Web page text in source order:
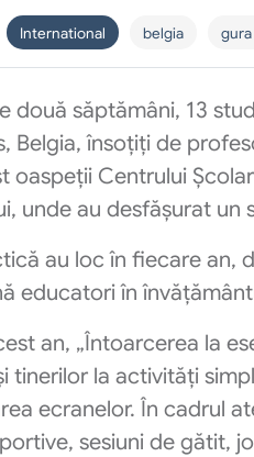
International belgia
două săptămâni, 13
Belgia, însoțiți de
oaspeții Centrului
unde au desfășurat
au loc în fiecare an,
educatori în
an, „Întoarcerea la
tinerilor la activități
ecranelor. În cadrul
sesiuni de gătit,